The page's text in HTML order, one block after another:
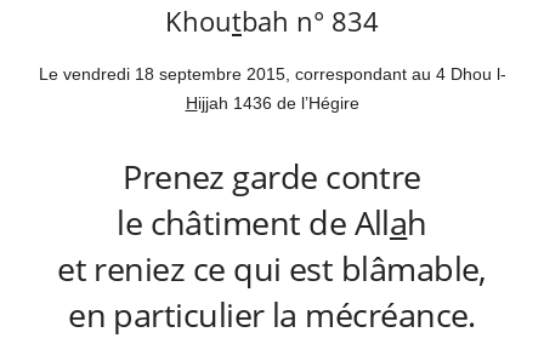
Khoutbah n° 834
Le vendredi 18 septembre 2015, correspondant au 4 Dhou l-
Hijjah 1436 de l’Hégire
Prenez garde contre
le châtiment de Allah
et reniez ce qui est blâmable,
en particulier la mécréance.